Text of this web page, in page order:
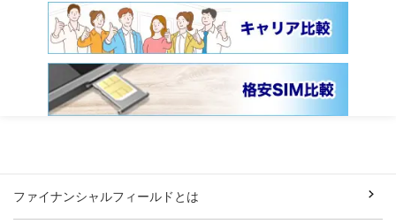
ファイナンシャルフィールドとは